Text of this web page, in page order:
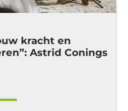
kracht en
Astrid Conings